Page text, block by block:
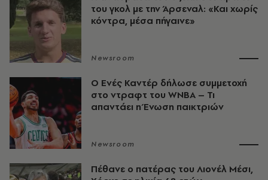
του γκολ με την Άρσεναλ: «Και χωρίς
κόντρα, μέσα πήγαινε»
Newsroom
Ο Ενές Καντέρ δήλωσε συμμετοχή
στο ντραφτ του WNBA – Τι
απαντάει η Ένωση παικτριών
Newsroom
Πέθανε ο πατέρας του Λιονέλ Μέσι,